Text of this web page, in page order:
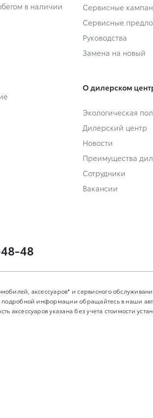
в наличии
Сервисные
Сервисные
Руководства
Замена на новый
О дилерском
Экологическая
Дилерский центр
Новости
Преимущества
Сотрудники
Вакансии
48
аксессуаров* и сервисного
информации обращайтесь в наши
указана без учета стоимости